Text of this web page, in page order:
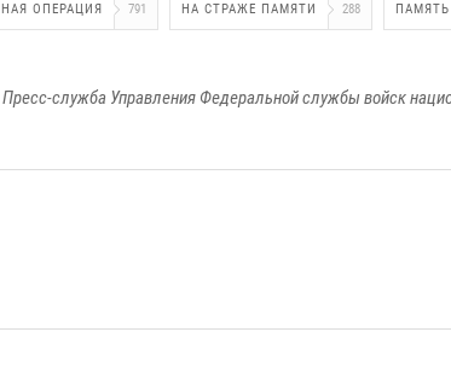
ОПЕРАЦИЯ 791 НА СТРАЖЕ ПАМЯТИ 288 ПАМЯТЬ
Пресс-служба Управления Федеральной службы войск